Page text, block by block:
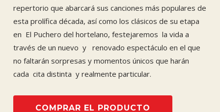
repertorio que abarcará sus canciones más populares de
esta prolífica década, así como los clásicos de su etapa
en El Puchero del hortelano, festejaremos la vida a
través de un nuevo y renovado espectáculo en el que
no faltarán sorpresas y momentos únicos que harán
cada cita distinta y realmente particular.
COMPRAR EL PRODUCTO